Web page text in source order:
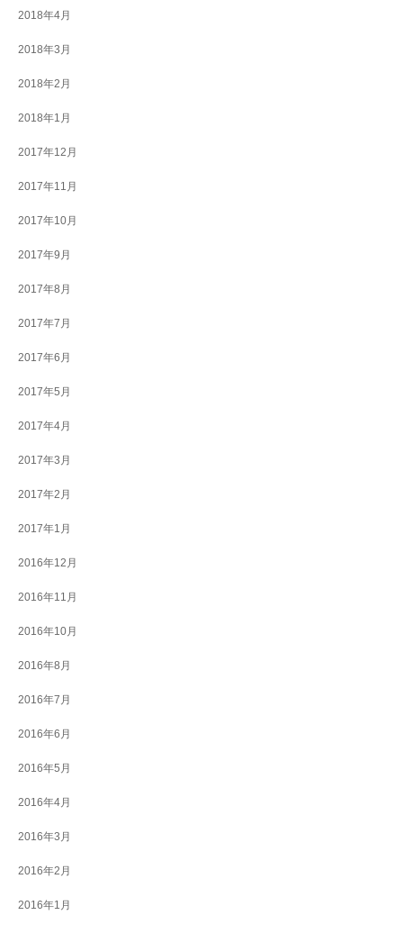
2018年4月
2018年3月
2018年2月
2018年1月
2017年12月
2017年11月
2017年10月
2017年9月
2017年8月
2017年7月
2017年6月
2017年5月
2017年4月
2017年3月
2017年2月
2017年1月
2016年12月
2016年11月
2016年10月
2016年8月
2016年7月
2016年6月
2016年5月
2016年4月
2016年3月
2016年2月
2016年1月